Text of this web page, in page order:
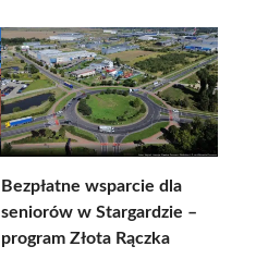
Bezpłatne wsparcie dla
seniorów w Stargardzie –
program Złota Rączka